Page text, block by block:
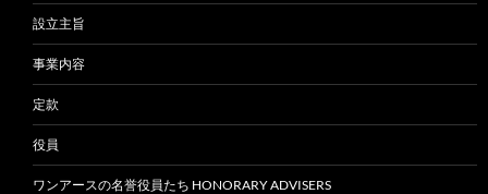
設立主旨
事業内容
定款
役員
ワンアースの名誉役員たち HONORARY ADVISERS